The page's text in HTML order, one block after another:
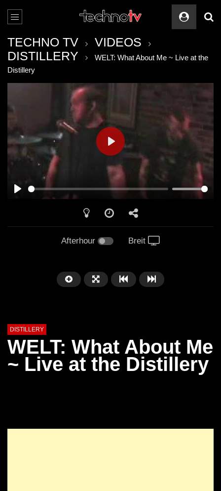
TECHNO TV
VIDEOS
DISTILLERY
WELT: What About Me ~ Live at the
Distillery
PLAY
Afterhour Breit
DISTILLERY
WELT: What About Me
~ Live at the Distillery